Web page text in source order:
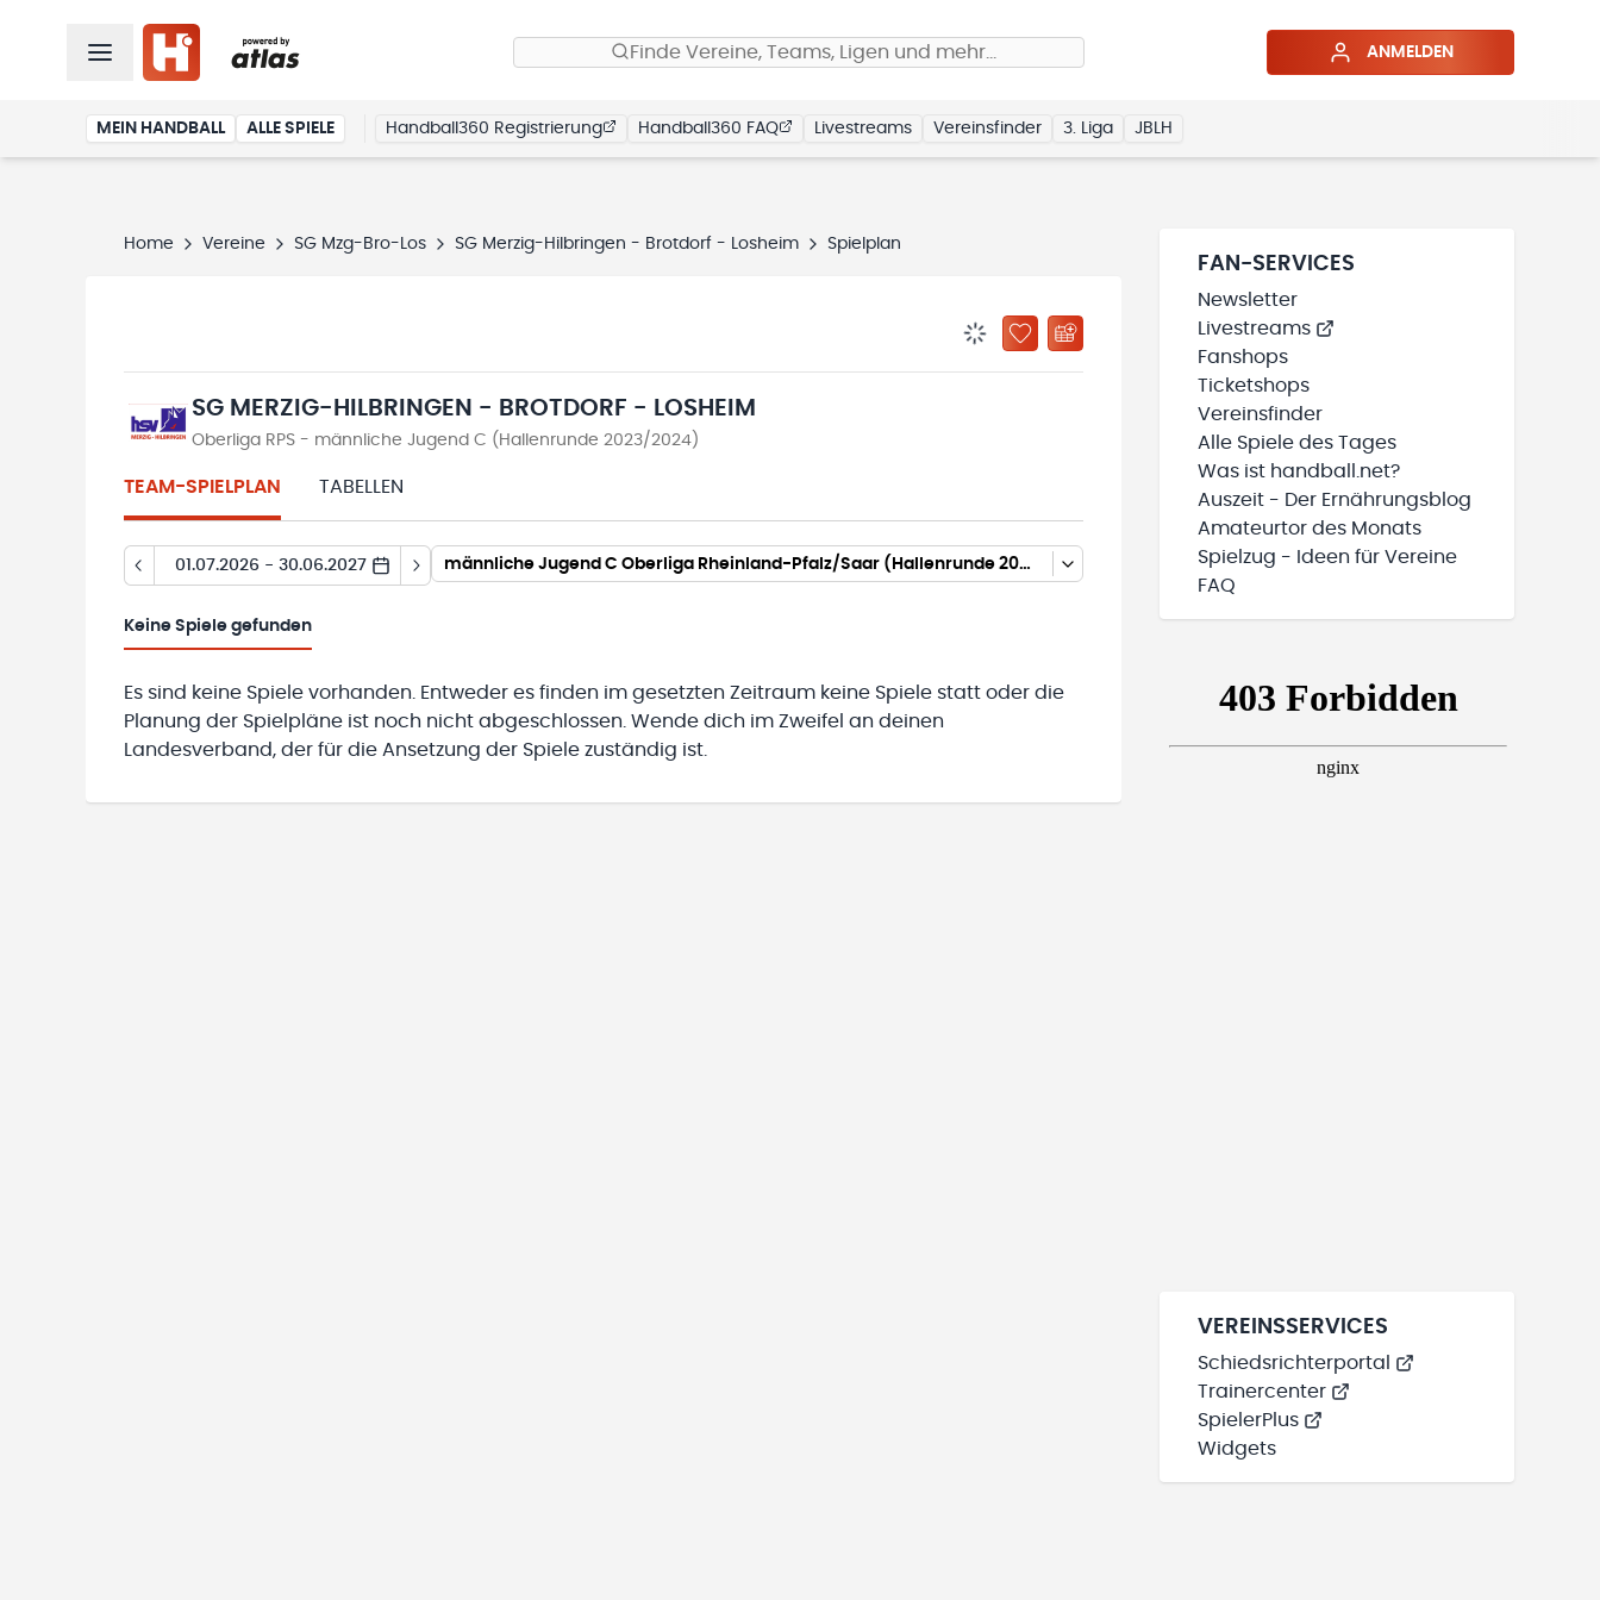
Finde Vereine, Teams, Ligen und mehr… ANMELDEN
MEIN HANDBALL ALLE SPIELE Handball360 Registrierung Handball360 FAQ Livestreams Vereinsfinder 3. Liga JBLH
Home Vereine SG Mzg-Bro-Los SG Merzig-Hilbringen - Brotdorf - Losheim Spielplan
BENACHRICHTIGUNGSSTATUS WIRD GELADEN
ZU „MEINE TEAMS“ HINZUFÜGEN
SG MERZIG-HILBRINGEN - BROTDORF - LOSHEIM
Oberliga RPS - männliche Jugend C (Hallenrunde 2023/2024)
TEAM-SPIELPLAN TABELLEN
01.07.2026 - 30.06.2027 männliche Jugend C Oberliga Rheinland-Pfalz/Saar (Hallenrunde 2023/2024)
Keine Spiele gefunden
Es sind keine Spiele vorhanden. Entweder es finden im gesetzten Zeitraum keine Spiele statt oder die
Planung der Spielpläne ist noch nicht abgeschlossen. Wende dich im Zweifel an deinen
Landesverband, der für die Ansetzung der Spiele zuständig ist.
FAN-SERVICES
Newsletter
Livestreams
Fanshops
Ticketshops
Vereinsfinder
Alle Spiele des Tages
Was ist handball.net?
Auszeit - Der Ernährungsblog
Amateurtor des Monats
Spielzug - Ideen für Vereine
FAQ
VEREINSSERVICES
Schiedsrichterportal
Trainercenter
SpielerPlus
Widgets